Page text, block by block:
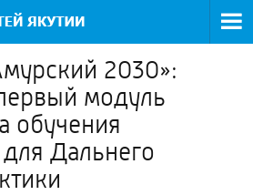
2030»:
модуль
обучения
Дальнего